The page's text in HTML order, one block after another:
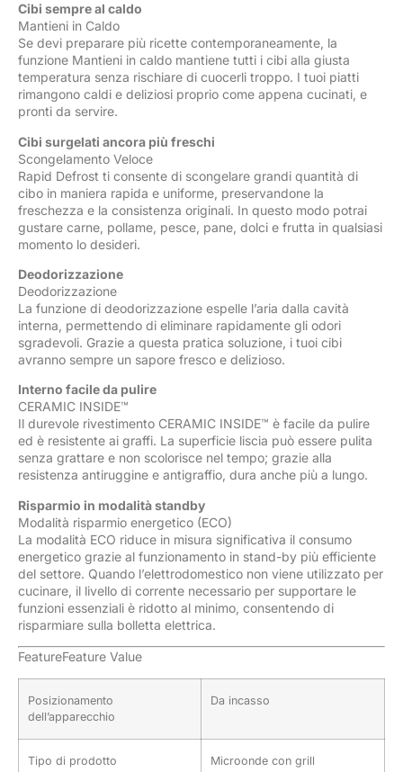
Cibi sempre al caldo
Mantieni in Caldo
Se devi preparare più ricette contemporaneamente, la
funzione Mantieni in caldo mantiene tutti i cibi alla giusta
temperatura senza rischiare di cuocerli troppo. I tuoi piatti
rimangono caldi e deliziosi proprio come appena cucinati, e
pronti da servire.
Cibi surgelati ancora più freschi
Scongelamento Veloce
Rapid Defrost ti consente di scongelare grandi quantità di
cibo in maniera rapida e uniforme, preservandone la
freschezza e la consistenza originali. In questo modo potrai
gustare carne, pollame, pesce, pane, dolci e frutta in qualsiasi
momento lo desideri.
Deodorizzazione
Deodorizzazione
La funzione di deodorizzazione espelle l’aria dalla cavità
interna, permettendo di eliminare rapidamente gli odori
sgradevoli. Grazie a questa pratica soluzione, i tuoi cibi
avranno sempre un sapore fresco e delizioso.
Interno facile da pulire
CERAMIC INSIDE™
Il durevole rivestimento CERAMIC INSIDE™ è facile da pulire
ed è resistente ai graffi. La superficie liscia può essere pulita
senza grattare e non scolorisce nel tempo; grazie alla
resistenza antiruggine e antigraffio, dura anche più a lungo.
Risparmio in modalità standby
Modalità risparmio energetico (ECO)
La modalità ECO riduce in misura significativa il consumo
energetico grazie al funzionamento in stand-by più efficiente
del settore. Quando l’elettrodomestico non viene utilizzato per
cucinare, il livello di corrente necessario per supportare le
funzioni essenziali è ridotto al minimo, consentendo di
risparmiare sulla bolletta elettrica.
FeatureFeature Value
Posizionamento
dell’apparecchio
Da incasso
Tipo di prodotto Microonde con grill